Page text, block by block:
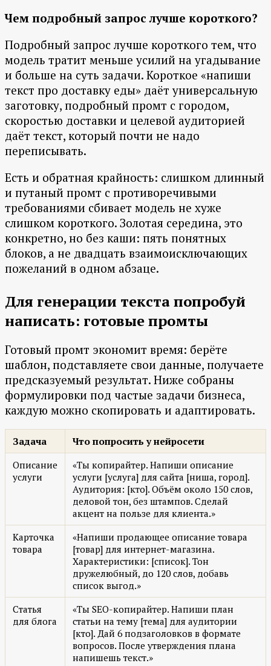
Чем подробный запрос лучше короткого?
Подробный запрос лучше короткого тем, что
модель тратит меньше усилий на угадывание
и больше на суть задачи. Короткое «напиши
текст про доставку еды» даёт универсальную
заготовку, подробный промт с городом,
скоростью доставки и целевой аудиторией
даёт текст, который почти не надо
переписывать.
Есть и обратная крайность: слишком длинный
и путаный промт с противоречивыми
требованиями сбивает модель не хуже
слишком короткого. Золотая середина, это
конкретно, но без каши: пять понятных
блоков, а не двадцать взаимоисключающих
пожеланий в одном абзаце.
Для генерации текста попробуй
написать: готовые промты
Готовый промт экономит время: берёте
шаблон, подставляете свои данные, получаете
предсказуемый результат. Ниже собраны
формулировки под частые задачи бизнеса,
каждую можно скопировать и адаптировать.
Задача
Что попросить у нейросети
Описание
услуги
«Ты копирайтер. Напиши описание
услуги [услуга] для сайта [ниша, город].
Аудитория: [кто]. Объём около 150 слов,
деловой тон, без штампов. Сделай
акцент на пользе для клиента.»
Карточка
товара
«Напиши продающее описание товара
[товар] для интернет-магазина.
Характеристики: [список]. Тон
дружелюбный, до 120 слов, добавь
список выгод.»
Статья
для блога
«Ты SEO-копирайтер. Напиши план
статьи на тему [тема] для аудитории
[кто]. Дай 6 подзаголовков в формате
вопросов. После утверждения плана
напишешь текст.»